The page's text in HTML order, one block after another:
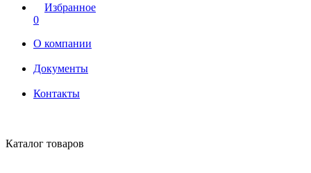
Избранное
0
О компании
Документы
Контакты
Каталог товаров